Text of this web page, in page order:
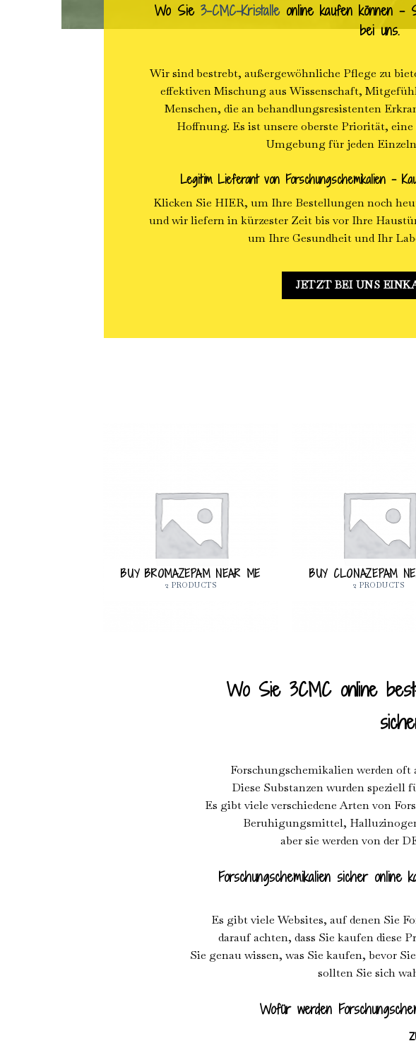
Wo Sie 3-CMC-Kristalleonline kaufen können –
bei uns.
Wir sind bestrebt, außergewöhnliche Pflege zu
effektiven Mischung aus Wissenschaft,
Menschen, die an behandlungsresistenten
Hoffnung. Es ist unsere oberste Priorität,
Umgebung für jeden
Legitim Lieferant von Forschungschemikalien –
Klicken Sie HIER, um Ihre Bestellungen noch
und wir liefern in kürzester Zeit bis vor Ihre
um Ihre Gesundheit und Ihr
JETZT BEI UNS
BUY BROMAZEPAM NEAR ME
2 PRODUCTS
BUY CLONAZEPAM
2 PRODUCTS
Wo Sie 3CMC online
Forschungschemikalien werden oft
Diese Substanzen wurden speziell
Es gibt viele verschiedene Arten von
Beruhigungsmittel,
aber sie werden von der
Forschungschemikalien sicher online
Es gibt viele Websites, auf denen Sie
darauf achten, dass Sie kaufen diese
Sie genau wissen, was Sie kaufen, bevor
sollten Sie sich
Wofür werden